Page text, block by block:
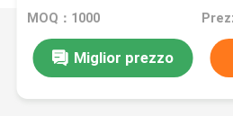
Min1000c/D
MOQ：1000
Miglior prezzo